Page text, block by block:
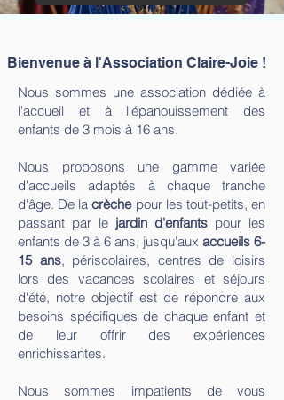
Bienvenue à l'Association Claire-Joie !
Nous sommes une association dédiée à
l'accueil et à l'épanouissement des
enfants de 3 mois à 16 ans.
Nous proposons une gamme variée
d'accueils adaptés à chaque tranche
d'âge. De lacrèche pour les tout-petits, en
passant par le jardin d'enfants pour les
enfants de 3 à 6 ans, jusqu'aux accueils 6-
15 ans, périscolaires, centres de loisirs
lors des vacances scolaires et séjours
d'été, notre objectif est de répondre aux
besoins spécifiques de chaque enfant et
de leur offrir des expériences
enrichissantes.
Nous sommes impatients de vous